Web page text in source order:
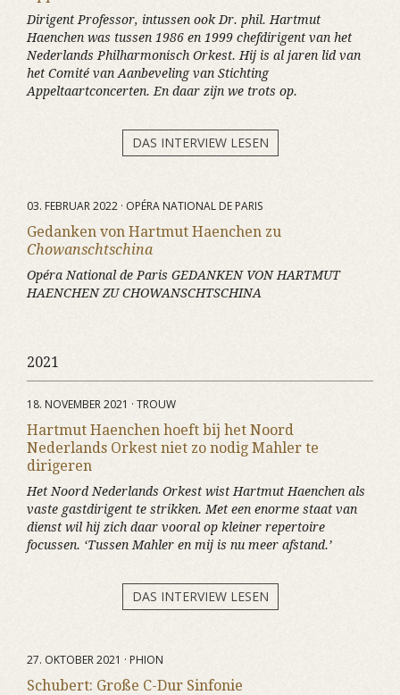
Dirigent Professor, intussen ook Dr. phil. Hartmut
Haenchen was tussen 1986 en 1999 chefdirigent van het
Nederlands Philharmonisch Orkest. Hij is al jaren lid van
het Comité van Aanbeveling van Stichting
Appeltaartconcerten. En daar zijn we trots op.
DAS INTERVIEW LESEN
03. FEBRUAR 2022 · OPÉRA NATIONAL DE PARIS
Gedanken von Hartmut Haenchen zu
Chowanschtschina
Opéra National de Paris GEDANKEN VON HARTMUT
HAENCHEN ZU CHOWANSCHTSCHINA
2021
18. NOVEMBER 2021 · TROUW
Hartmut Haenchen hoeft bij het Noord
Nederlands Orkest niet zo nodig Mahler te
dirigeren
Het Noord Nederlands Orkest wist Hartmut Haenchen als
vaste gastdirigent te strikken. Met een enorme staat van
dienst wil hij zich daar vooral op kleiner repertoire
focussen. ‘Tussen Mahler en mij is nu meer afstand.’
DAS INTERVIEW LESEN
27. OKTOBER 2021 · PHION
Schubert: Große C-Dur Sinfonie